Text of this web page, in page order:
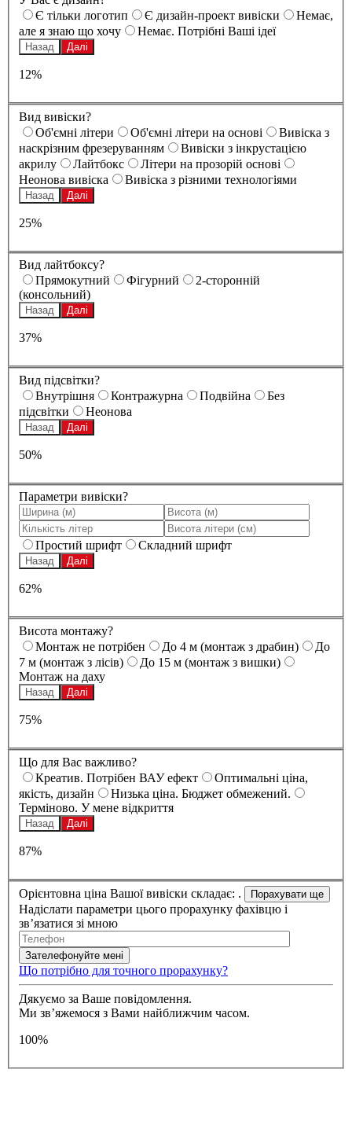
Є тільки логотип
Є дизайн-проект вивіски
Немає,
але я знаю що хочу
Немає. Потрібні Ваші ідеї
Назад Далі
12%
Вид вивіски?
Oб'ємні літери
Oб'ємні літери на основі
Вивіска з
наскрізним фрезеруванням
Вивіски з інкрустацією
акрилу
Лайтбокс
Літери на прозорій основі
Неонова вивіска
Вивіска з різними технологіями
Назад Далі
25%
Вид лайтбоксу?
Прямокутний
Фігурний
2-сторонній
(консольний)
Назад Далі
37%
Вид підсвітки?
Внутрішня
Контражурна Подвійна
Без
підсвітки
Неонова
Назад Далі
50%
Параметри вивіски?
Простий шрифт Складний шрифт
Назад Далі
62%
Висота монтажу?
Монтаж не потрібен
До 4 м (монтаж з драбин)
До
7 м (монтаж з лісів)
До 15 м (монтаж з вишки)
Монтаж на даху
Назад Далі
75%
Що для Вас важливо?
Креатив. Потрібен ВАУ ефект
Оптимальні ціна,
якість, дизайн
Низька ціна. Бюджет обмежений.
Терміново. У мене відкриття
Назад Далі
87%
Орієнтовна ціна Вашої вивіски складає: .
Надіслати параметри цього прорахунку фахівцю і
зв’язатися зі мною
Що потрібно для точного прорахунку?
Дякуємо за Ваше повідомлення.
Ми зв’яжемося з Вами найближчим часом.
100%